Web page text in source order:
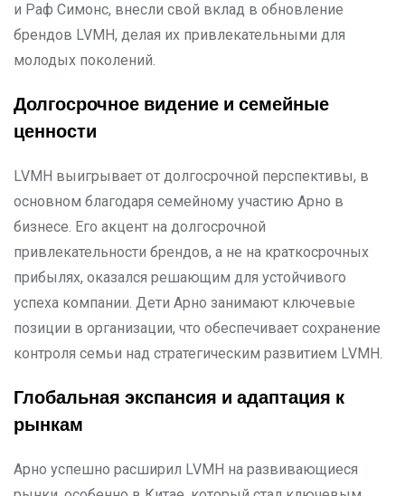
и Раф Симонс, внесли свой вклад в обновление
брендов LVMH, делая их привлекательными для
молодых поколений.
Долгосрочное видение и семейные
ценности
LVMH выигрывает от долгосрочной перспективы, в
основном благодаря семейному участию Арно в
бизнесе. Его акцент на долгосрочной
привлекательности брендов, а не на краткосрочных
прибылях, оказался решающим для устойчивого
успеха компании. Дети Арно занимают ключевые
позиции в организации, что обеспечивает сохранение
контроля семьи над стратегическим развитием LVMH.
Глобальная экспансия и адаптация к
рынкам
Арно успешно расширил LVMH на развивающиеся